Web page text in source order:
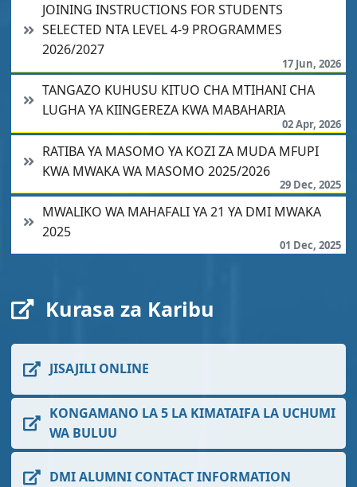
JOINING INSTRUCTIONS FOR STUDENTS
SELECTED NTA LEVEL 4-9 PROGRAMMES
2026/2027
17 Jun, 2026
TANGAZO KUHUSU KITUO CHA MTIHANI CHA
LUGHA YA KIINGEREZA KWA MABAHARIA
02 Apr, 2026
RATIBA YA MASOMO YA KOZI ZA MUDA MFUPI
KWA MWAKA WA MASOMO 2025/2026
29 Dec, 2025
MWALIKO WA MAHAFALI YA 21 YA DMI MWAKA
2025
01 Dec, 2025
Kurasa za Karibu
JISAJILI ONLINE
KONGAMANO LA 5 LA KIMATAIFA LA UCHUMI
WA BULUU
DMI ALUMNI CONTACT INFORMATION